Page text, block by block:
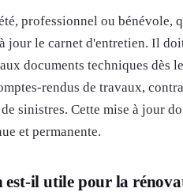
professionnel ou bénévole,
jour le carnet d'entretien. Il
documents techniques dès
rendus de travaux,
sinistres. Cette mise à jour
et permanente.
est-il utile pour la